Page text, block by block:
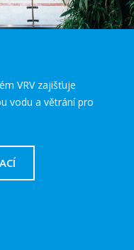
VRV zajišťuje
vodu a větrání pro